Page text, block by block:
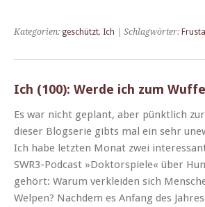
Kategorien: geschützt, Ich | Schlagwörter:
Ich (100): Werde ich zum
Es war nicht geplant, aber pünk­tlich
dieser Blogserie gibts mal ein sehr
Ich habe let­zten Monat zwei
SWR3-Pod­­cast »Dok­tor­spiele« über
gehört: Warum verklei­den sich
Welpen? Nach­dem es Anfang des